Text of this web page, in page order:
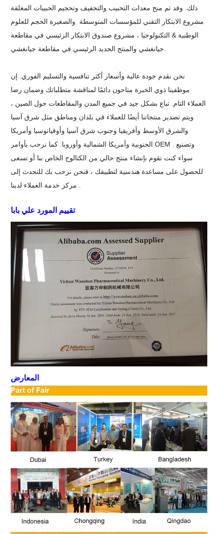
ذلك. وقد تم منح معدات التحبيب والتجفيف وتحجيم الحبيبات المغلقة
مشروع الابتكار التقني للمؤسسات المتوسطة والصغيرة الحجم للعلوم
الوطنية & التكنولوجيا ، مشروع صندوق الابتكار الرئيسي في مقاطعة
جيانغشي
نحن نقدم جودة عالية وأسعار أكثر تنافسية والتسليم الفوري. إن
موظفينا ذوي الخبرة متاحون دائمًا لمناقشة متطلباتك وضمان رضا
العملاء التام. تباع بشكل جيد في جميع المدن والمقاطعات حول الصين ،
ويتم تصدير منتجاتنا أيضًا للعملاء في بلدان ومناطق مثل شرق آسيا
والشرق الأوسط وأفريقيا وجنوب شرق آسيا وأوقيانوسيا وأمريكا
الجنوبية وأمريكا الشمالية وأوروبا. كما نرحب بأوامر OEM وتصنيع
سواء كنت تقوم بإنشاء منتج حالي من الكتالوج الخاص بنا أو تسعى
للحصول على مساعدة هندسية لتطبيقك ، فنحن نرحب بك للتحدث إلى
مركز خدمة العملاء
تقييم المورد علي بابا
المعارض